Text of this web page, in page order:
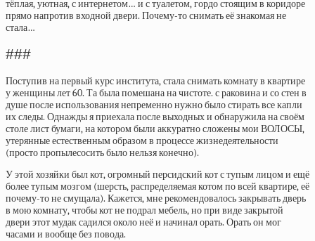
тёплая, уютная, с интернетом… и с туалетом, гордо стоящим в коридоре
прямо напротив входной двери. Почему-то снимать её знакомая не
стала…
###
Поступив на первый курс института, стала снимать комнату в квартире
у женщины лет 60. Та была помешана на чистоте. с раковина и со стен в
душе после использования непременно нужно было стирать все капли
их следы. Однажды я приехала после выходных и обнаружила на своём
столе лист бумаги, на котором были аккуратно сложены мои ВОЛОСЫ,
утерянные естественным образом в процессе жизнедеятельности
(просто пропылесосить было нельзя конечно).
У этой хозяйки был кот, огромный персидский кот с тупым лицом и ещё
более тупым мозгом (шерсть, распределяемая котом по всей квартире, её
почему-то не смущала). Кажется, мне рекомендовалось закрывать дверь
в мою комнату, чтобы кот не подрал мебель, но при виде закрытой
двери этот мудак садился около неё и начинал орать. Орать он мог
часами и вообще без повода.